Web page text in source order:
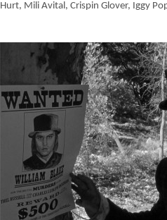
Hurt, Mili Avital, Crispin Glover, Iggy